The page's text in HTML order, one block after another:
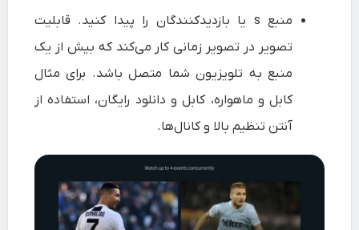
منبع s یا بازدیدکنندگان را پیدا کنید. قابلیت
تصویر در تصویر زمانی کار می‌کند که بیش از یک
منبع به تلویزیون شما متصل باشد. برای مثال
کابل و ماهواره، کابل و دانلود رایگان، استفاده از
آنتن تنظیم بالا و کانال‌ها.